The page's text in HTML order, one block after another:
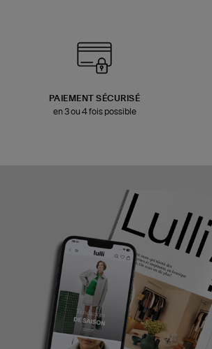
PAIEMENT SÉCURISÉ
en 3 ou 4 fois possible